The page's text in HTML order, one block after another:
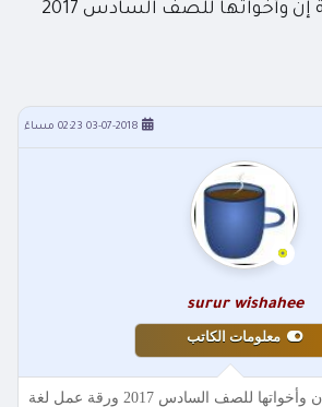
وأخواتها للصف السادس 2017
03-07-2018 02:23 مساءً
surur wishahee
معلومات الكاتب
ورقة عمل لغة عربية إن وأخواتها للصف السادس 2017 ورقة عمل لغة